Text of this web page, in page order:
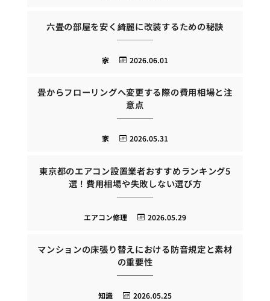
六畳の部屋を安く綺麗に改装するための秘訣
2026.06.01
家
畳からフローリングへ変更する際の費用相場と注
意点
2026.05.31
家
東京都のエアコン設置業者おすすめランキング5
選！費用相場や失敗しない選び方
2026.05.29
エアコン修理
マンションの床張り替えにおける防音規定と素材
の重要性
2026.05.25
知識